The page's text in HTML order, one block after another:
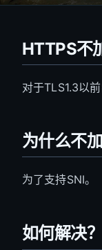
HTTPS不
对于TLS1.3以
为什么不
为了支持SNI。
如何解决？